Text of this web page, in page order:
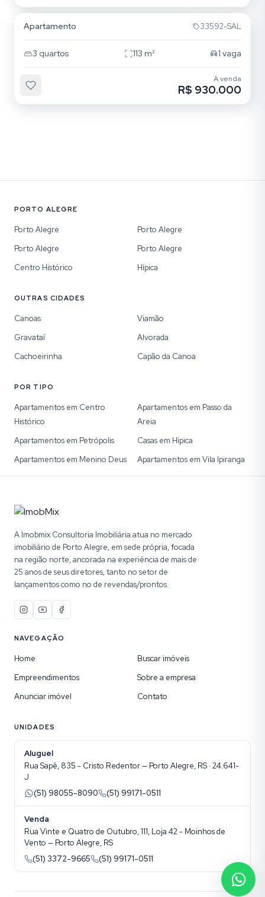
Apartamento 33592-SAL
3 quartos 113 m² 1 vaga
À venda
R$ 930.000
PORTO ALEGRE
Porto Alegre
Porto Alegre
Porto Alegre
Porto Alegre
Centro Histórico
Hípica
OUTRAS CIDADES
Canoas
Viamão
Gravataí
Alvorada
Cachoeirinha
Capão da Canoa
POR TIPO
Apartamentos em Centro
Histórico
Apartamentos em Passo da
Areia
Apartamentos em Petrópolis
Casas em Hípica
Apartamentos em Menino Deus
Apartamentos em Vila Ipiranga
A Imobmix Consultoria Imobiliária atua no mercado
imobiliário de Porto Alegre, em sede própria, focada
na região norte, ancorada na experiência de mais de
25 anos de seus diretores, tanto no setor de
lançamentos como no de revendas/prontos.
NAVEGAÇÃO
Home
Buscar imóveis
Empreendimentos
Sobre a empresa
Anunciar imóvel
Contato
UNIDADES
Aluguel
Rua Sapê, 835 - Cristo Redentor — Porto Alegre, RS · 24.641-
J
(51) 98055-8090
(51) 99171-0511
Venda
Rua Vinte e Quatro de Outubro, 111, Loja 42 - Moinhos de
Vento — Porto Alegre, RS
(51) 3372-9665
(51) 99171-0511